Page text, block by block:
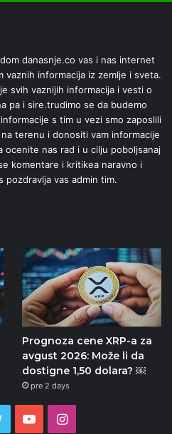
danasnje.co vas i nas internet
vaznih informacija iz zemlje i sveta.
svih vaznijih informacija i vesti o
pa i sire.trudimo se da budemo
s tim u vezi smo zaposlili
terenu i donositi vam informacije
ocenite nas rad i u cilju poboljsanaj
komentare i kritikea naravno i
pozdravlja vas admin tim.
Prognoza cene XRP-a za
avgust 2026: Može li da
dostigne 1,50 dolara? ￼
pre 2 days
TwitterYouTubeInstagram